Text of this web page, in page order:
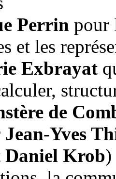
Perrin pour
et les
Exbrayat
de
Jean-Yves
Daniel Krob)